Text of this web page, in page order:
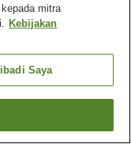
mitra
Kebijakan
Saya